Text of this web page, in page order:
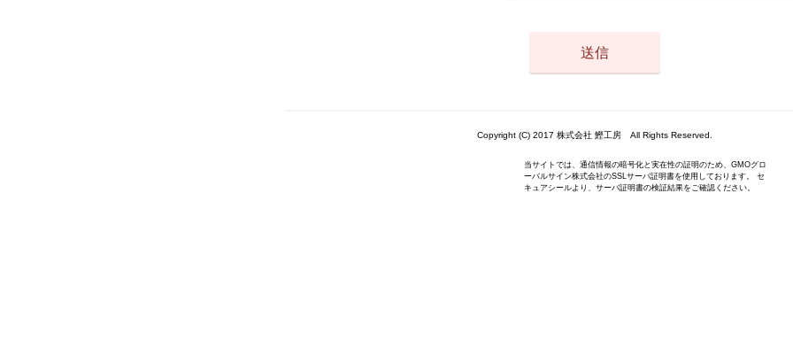
Copyright (C) 2017 株式会社 鰹工房 All Rights Reserved.
当サイトでは、通信情報の暗号化と実在性の証明のため、GMOグロ
ーバルサイン株式会社のSSLサーバ証明書を使用しております。 セ
キュアシールより、サーバ証明書の検証結果をご確認ください。